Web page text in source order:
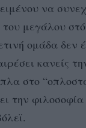
να
του μεγάλου
ομάδα δεν
κανείς
στο
την φιλοσοφία